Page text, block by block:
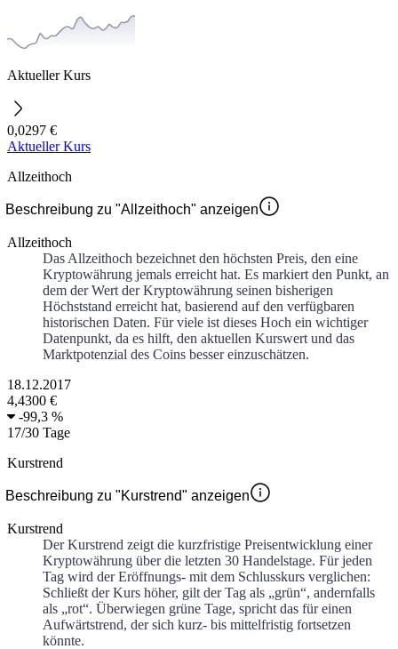
Aktueller Kurs
0,0297 €
Aktueller Kurs
Allzeithoch
Beschreibung zu "Allzeithoch" anzeigen
Allzeithoch
Das Allzeithoch bezeichnet den höchsten Preis, den eine
Kryptowährung jemals erreicht hat. Es markiert den Punkt, an
dem der Wert der Kryptowährung seinen bisherigen
Höchststand erreicht hat, basierend auf den verfügbaren
historischen Daten. Für viele ist dieses Hoch ein wichtiger
Datenpunkt, da es hilft, den aktuellen Kurswert und das
Marktpotenzial des Coins besser einzuschätzen.
18.12.2017
4,4300 €
-99,3 %
17/30 Tage
Kurstrend
Beschreibung zu "Kurstrend" anzeigen
Kurstrend
Der Kurstrend zeigt die kurzfristige Preisentwicklung einer
Kryptowährung über die letzten 30 Handelstage. Für jeden
Tag wird der Eröffnungs- mit dem Schlusskurs verglichen:
Schließt der Kurs höher, gilt der Tag als „grün“, andernfalls
als „rot“. Überwiegen grüne Tage, spricht das für einen
Aufwärtstrend, der sich kurz- bis mittelfristig fortsetzen
könnte.